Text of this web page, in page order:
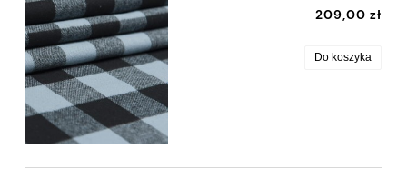
209,00 zł
Do koszyka